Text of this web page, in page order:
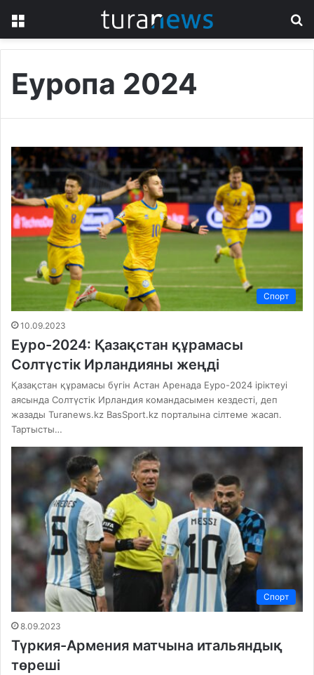
Еуропа 2024
Спорт
10.09.2023
Еуро-2024: Қазақстан құрамасы
Солтүстік Ирландияны жеңді
Қазақстан құрамасы бүгін Астан Аренада Еуро-2024 іріктеуі
аясында Солтүстік Ирландия командасымен кездесті, деп
жазады Turanews.kz BasSport.kz порталына сілтеме жасап.
Тартысты…
Спорт
8.09.2023
Түркия-Армения матчына итальяндық
төреші